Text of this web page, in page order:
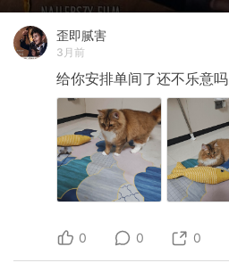
歪即腻害
3月前
给你安排单间了还不乐意吗
0 0 0